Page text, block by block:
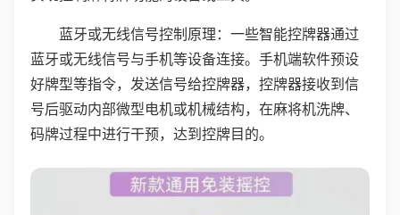
蓝牙或无线信号控制原理：一些智能控牌器通过
蓝牙或无线信号与手机等设备连接。手机端软件预设
好牌型等指令，发送信号给控牌器，控牌器接收到信
号后驱动内部微型电机或机械结构，在麻将机洗牌、
码牌过程中进行干预，达到控牌目的。